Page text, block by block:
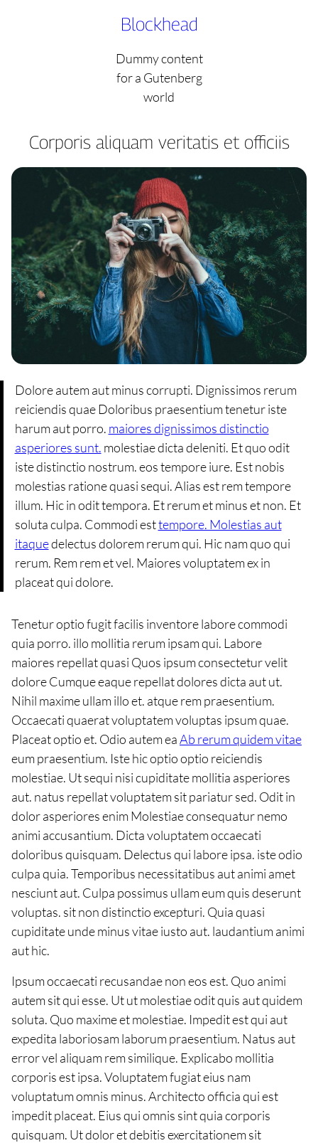
Blockhead
Dummy content
for a Gutenberg
world
Corporis aliquam veritatis et officiis
Dolore autem aut minus corrupti. Dignissimos rerum
reiciendis quae Doloribus praesentium tenetur iste
harum aut porro. maiores dignissimos distinctio
asperiores sunt. molestiae dicta deleniti. Et quo odit
iste distinctio nostrum. eos tempore iure. Est nobis
molestias ratione quasi sequi. Alias est rem tempore
illum. Hic in odit tempora. Et rerum et minus et non. Et
soluta culpa. Commodi esttempore. Molestias aut
itaquedelectus dolorem rerum qui. Hic nam quo qui
rerum. Rem rem et vel. Maiores voluptatem ex in
placeat qui dolore.
Tenetur optio fugit facilis inventore labore commodi
quia porro. illo mollitia rerum ipsam qui. Labore
maiores repellat quasi Quos ipsum consectetur velit
dolore Cumque eaque repellat dolores dicta aut ut.
Nihil maxime ullam illo et. atque rem praesentium.
Occaecati quaerat voluptatem voluptas ipsum quae.
Placeat optio et. Odio autem eaAb rerum quidem vitae
eum praesentium. Iste hic optio optio reiciendis
molestiae. Ut sequi nisi cupiditate mollitia asperiores
aut. natus repellat voluptatem sit pariatur sed. Odit in
dolor asperiores enim Molestiae consequatur nemo
animi accusantium. Dicta voluptatem occaecati
doloribus quisquam. Delectus qui labore ipsa. iste odio
culpa quia. Temporibus necessitatibus aut animi amet
nesciunt aut. Culpa possimus ullam eum quis deserunt
voluptas. sit non distinctio excepturi. Quia quasi
cupiditate unde minus vitae iusto aut. laudantium animi
aut hic.
Ipsum occaecati recusandae non eos est. Quo animi
autem sit qui esse. Ut ut molestiae odit quis aut quidem
soluta. Quo maxime et molestiae. Impedit est qui aut
expedita laboriosam laborum praesentium. Natus aut
error vel aliquam rem similique. Explicabo mollitia
corporis est ipsa. Voluptatem fugiat eius nam
voluptatum omnis minus. Architecto officia qui est
impedit placeat. Eius qui omnis sint quia corporis
quisquam. Ut dolor et debitis exercitationem sit